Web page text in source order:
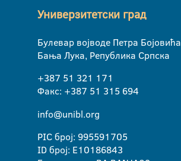
Универзитетски град
Булевар војводе Петра Бојовића
Бања Лука, Република Српска
+387 51 321 171
Факс: +387 51 315 694
info@unibl.org
PIC број: 995591705
ID број: E10186843